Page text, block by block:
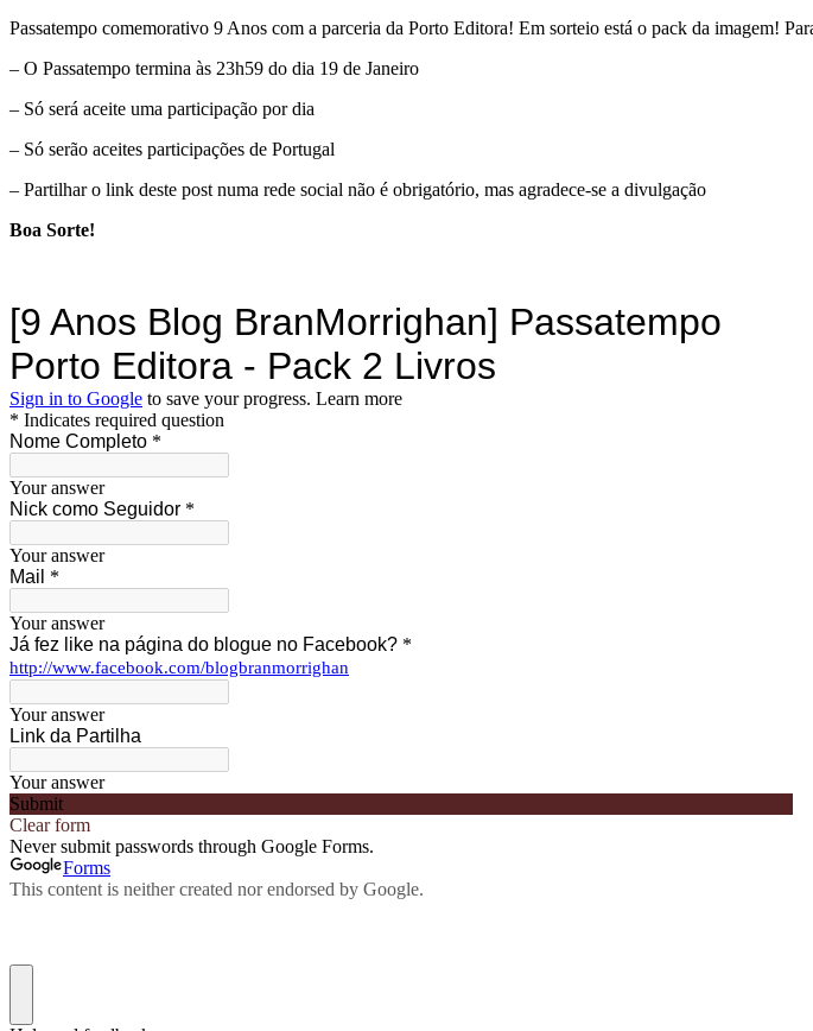
Passatempo comemorativo 9 Anos com a parceria da Porto Editora! Em sorteio está o pack da imagem!
– O Passatempo termina às 23h59 do dia 19 de Janeiro
– Só será aceite uma participação por dia
– Só serão aceites participações de Portugal
– Partilhar o link deste post numa rede social não é obrigatório, mas agradece-se a divulgação
Boa Sorte!